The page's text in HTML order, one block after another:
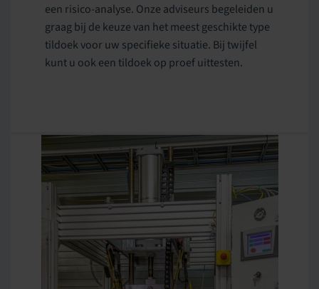
een risico-analyse. Onze adviseurs begeleiden u
graag bij de keuze van het meest geschikte type
tildoek voor uw specifieke situatie. Bij twijfel
kunt u ook een tildoek op proef uittesten.